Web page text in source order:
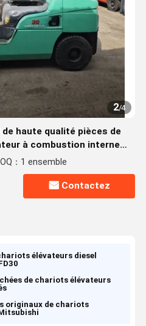
2/4
haute qualité pièces de
à combustion interne
à combustion
avec support
：1 ensemble
Contactez
élévateurs diesel
de chariots élévateurs
originaux de chariots